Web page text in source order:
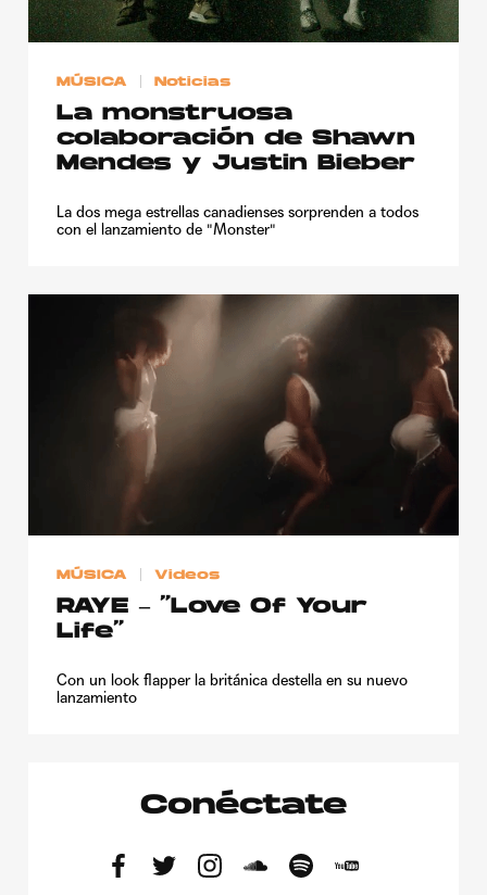
MÚSICA Noticias
La monstruosa
colaboración de Shawn
Mendes y Justin Bieber
La dos mega estrellas canadienses sorprenden a todos
con el lanzamiento de "Monster"
MÚSICA Videos
RAYE – “Love Of Your
Life”
Con un look flapper la británica destella en su nuevo
lanzamiento
Conéctate